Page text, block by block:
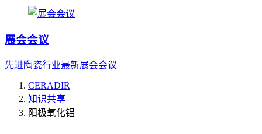
展会会议
先进陶瓷行业最新展会会议
CERADIR
知识共享
阳极氧化铝